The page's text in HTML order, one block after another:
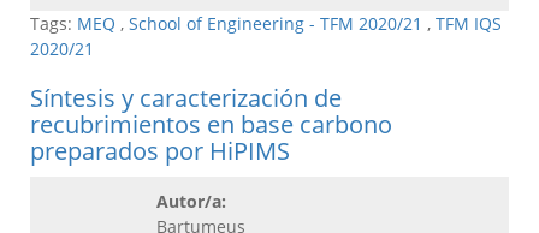
Tags: MEQ , School of Engineering - TFM 2020/21 , TFM IQS
2020/21
Síntesis y caracterización de
recubrimientos en base carbono
preparados por HiPIMS
Autor/a:
Bartumeus